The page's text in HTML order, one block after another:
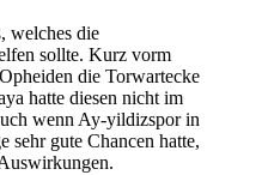
welches die
sollte. Kurz vorm
die Torwartecke
hatte diesen nicht im
wenn Ay-yildizspor in
sehr gute Chancen hatte,